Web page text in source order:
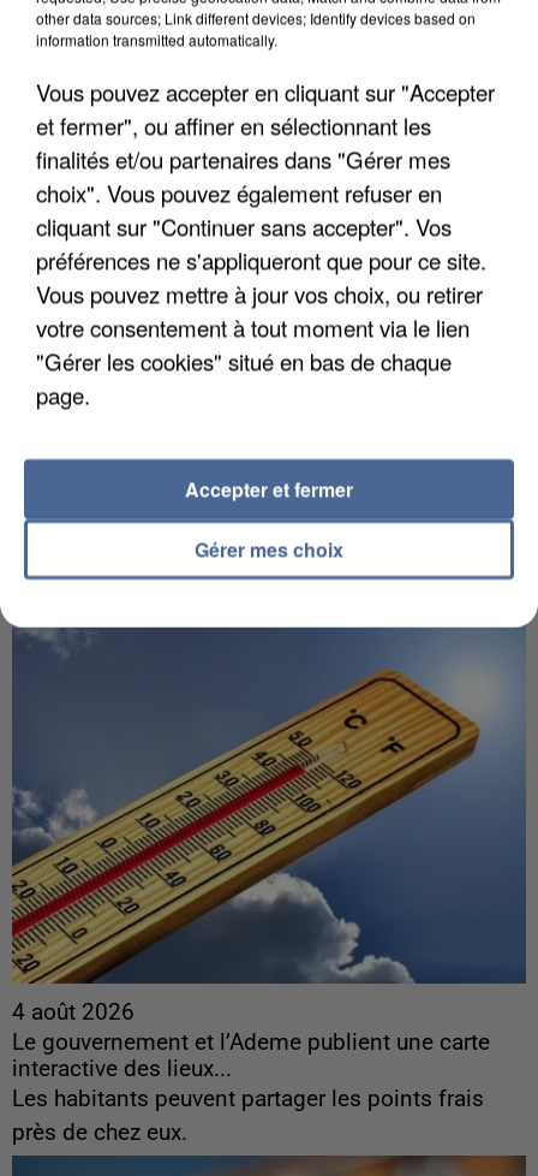
Il est soupçonné d'y avoir mené ses opérations en
France.
Une enquête ouverte à Marseille après la
découverte d’un enfant de...
Trois personnes ont été placées en garde à vue.
4 août 2026
Le gouvernement et l’Ademe publient une carte
interactive des lieux...
Les habitants peuvent partager les points frais
près de chez eux.
other data sources; Link different devices; Identify devices based on
information transmitted automatically.
Vous pouvez accepter en cliquant sur "Accepter
et fermer", ou affiner en sélectionnant les
finalités et/ou partenaires dans "Gérer mes
choix". Vous pouvez également refuser en
cliquant sur "Continuer sans accepter". Vos
préférences ne s'appliqueront que pour ce site.
Vous pouvez mettre à jour vos choix, ou retirer
votre consentement à tout moment via le lien
"Gérer les cookies" situé en bas de chaque
page.
Gérer mes choix
Accepter et fermer